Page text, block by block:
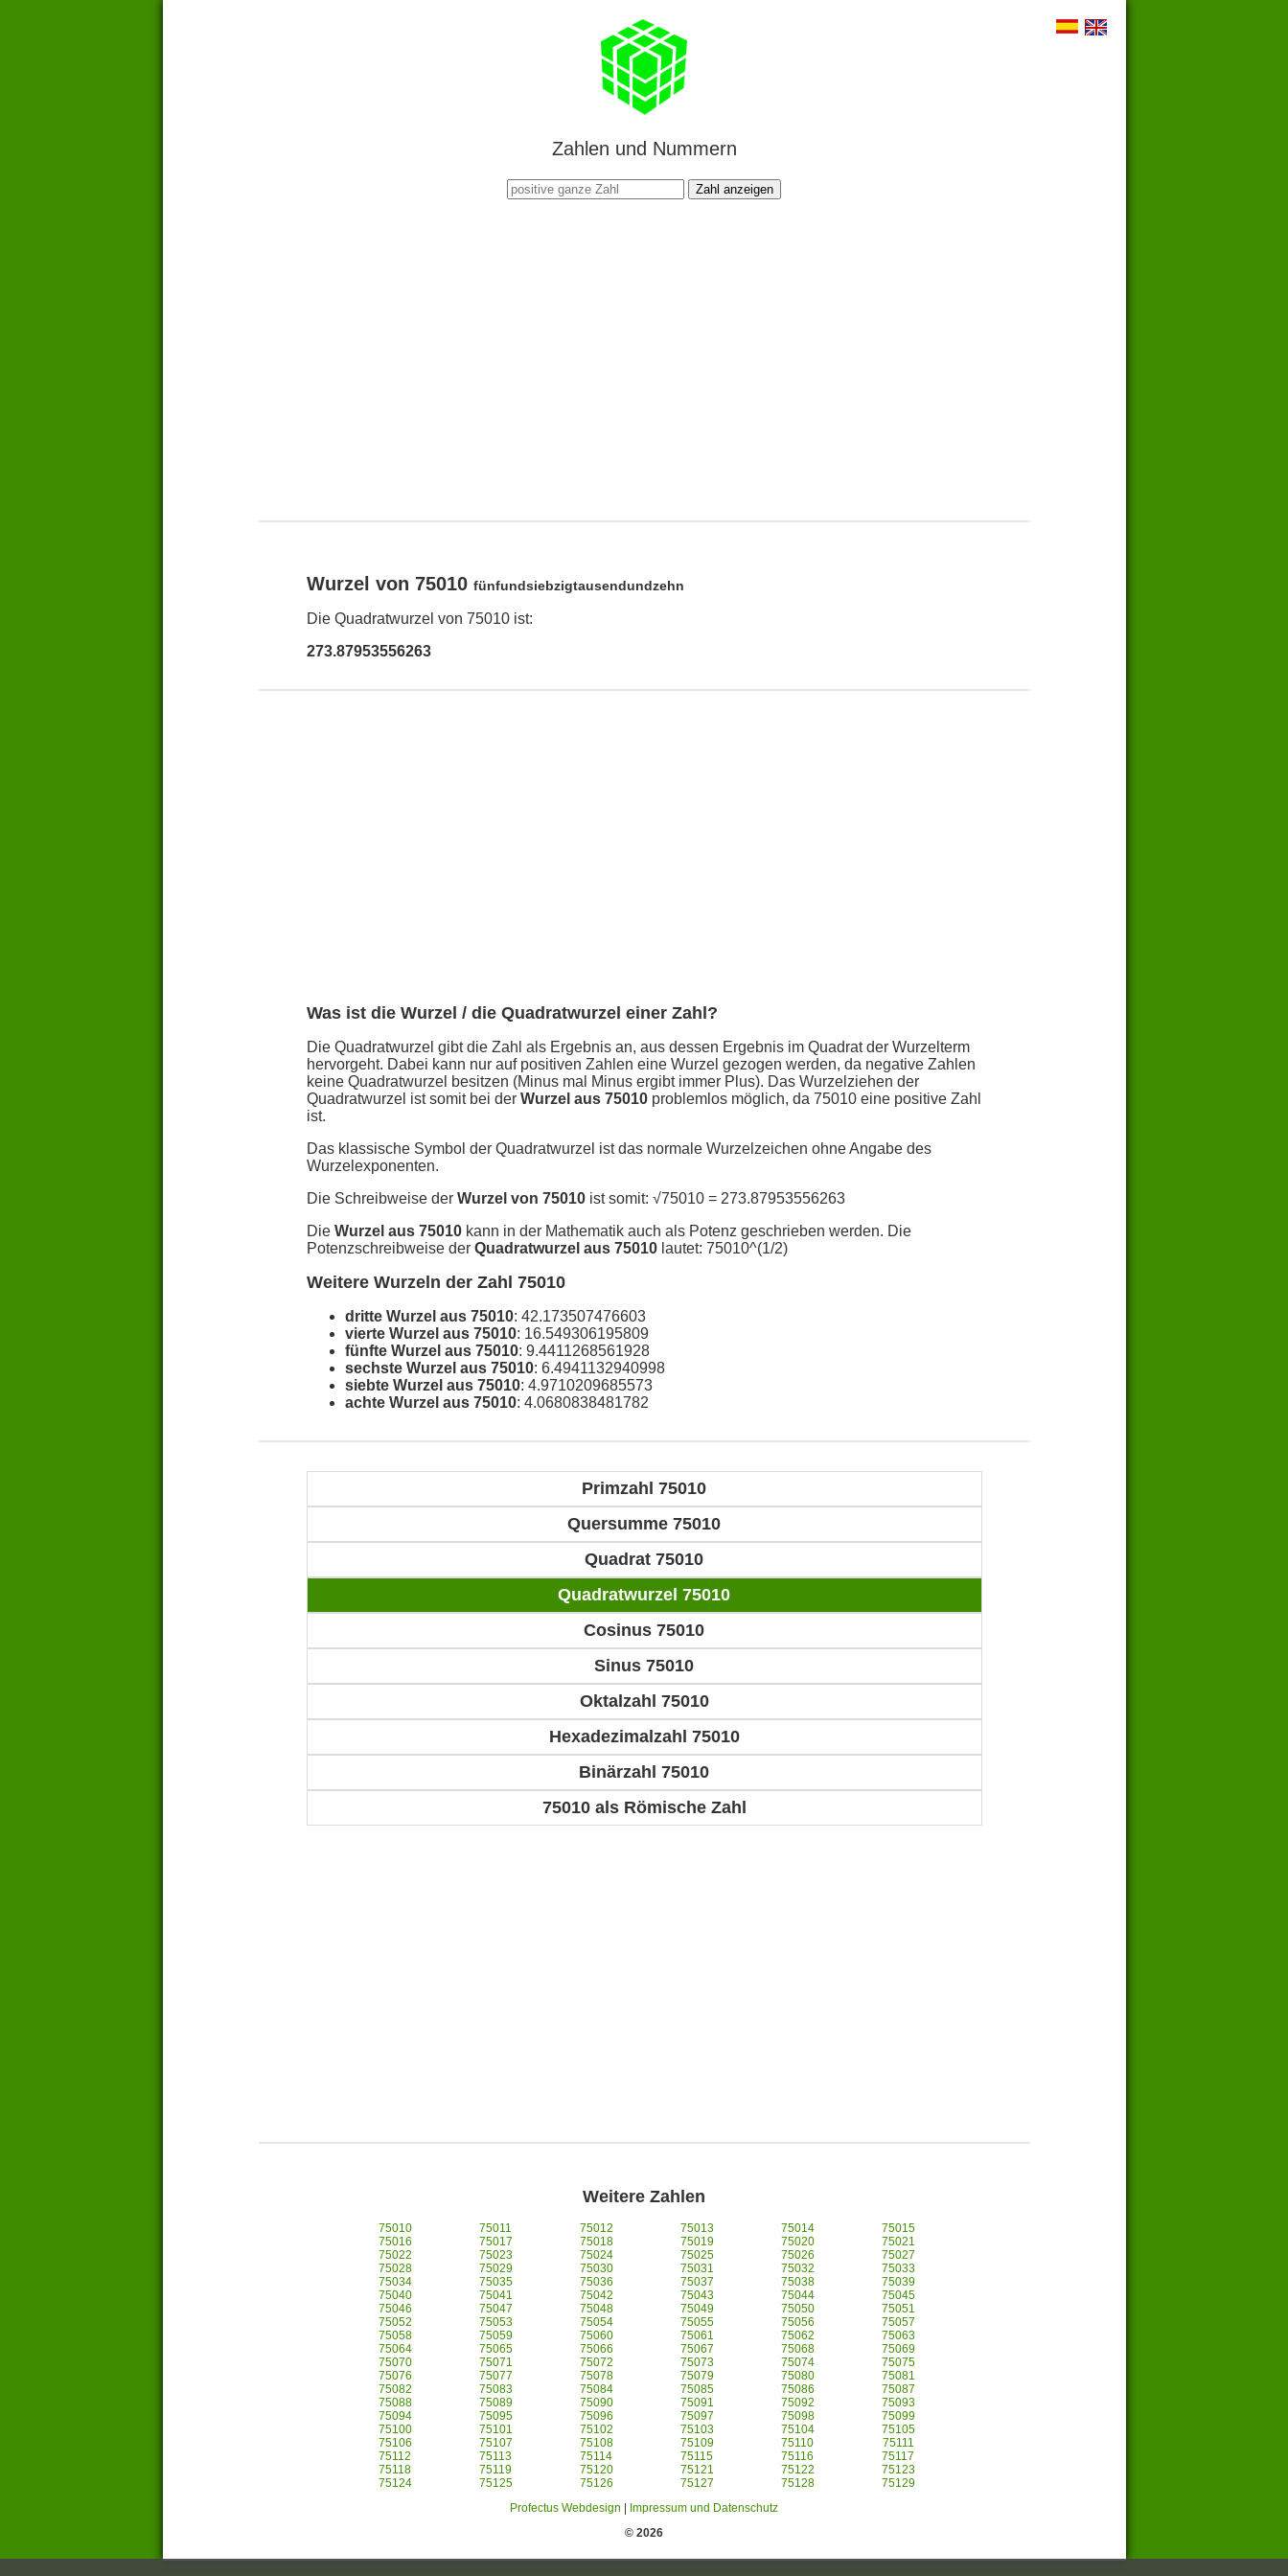
Zahlen und Nummern
Zahl anzeigen
Wurzel von 75010 fünfundsiebzigtausendundzehn
Die Quadratwurzel von 75010 ist:
273.87953556263
Was ist die Wurzel / die Quadratwurzel einer Zahl?
Die Quadratwurzel gibt die Zahl als Ergebnis an, aus dessen Ergebnis im Quadrat der Wurzelterm
hervorgeht. Dabei kann nur auf positiven Zahlen eine Wurzel gezogen werden, da negative Zahlen
keine Quadratwurzel besitzen (Minus mal Minus ergibt immer Plus). Das Wurzelziehen der
Quadratwurzel ist somit bei der Wurzel aus 75010problemlos möglich, da 75010 eine positive Zahl
ist.
Das klassische Symbol der Quadratwurzel ist das normale Wurzelzeichen ohne Angabe des
Wurzelexponenten.
Die Schreibweise der Wurzel von 75010ist somit: √75010 = 273.87953556263
Die Wurzel aus 75010kann in der Mathematik auch als Potenz geschrieben werden. Die
Potenzschreibweise der Quadratwurzel aus 75010lautet: 75010^(1/2)
Weitere Wurzeln der Zahl 75010
dritte Wurzel aus 75010: 42.173507476603
vierte Wurzel aus 75010: 16.549306195809
fünfte Wurzel aus 75010: 9.4411268561928
sechste Wurzel aus 75010: 6.4941132940998
siebte Wurzel aus 75010: 4.9710209685573
achte Wurzel aus 75010: 4.0680838481782
Primzahl 75010
Quersumme 75010
Quadrat 75010
Quadratwurzel 75010
Cosinus 75010
Sinus 75010
Oktalzahl 75010
Hexadezimalzahl 75010
Binärzahl 75010
75010 als Römische Zahl
Weitere Zahlen
75010 75011 75012 75013 75014
75015
75016
75017 75018 75019 75020
75021
75022
75023 75024 75025 75026
75027
75028
75029 75030 75031 75032
75033
75034
75035 75036 75037 75038
75039
75040
75041 75042 75043 75044
75045
75046
75047 75048 75049 75050
75051
75052
75053 75054 75055 75056
75057
75058
75059 75060 75061 75062
75063
75064
75065 75066 75067 75068
75069
75070
75071 75072 75073 75074
75075
75076
75077 75078 75079 75080
75081
75082
75083 75084 75085 75086
75087
75088
75089 75090 75091 75092
75093
75094
75095 75096 75097 75098
75099
75100
75101 75102 75103 75104
75105
75106
75107 75108 75109 75110
75111
75112
75113 75114 75115 75116
75117
75118
75119 75120 75121 75122
75123
75124
75125 75126 75127 75128
75129
Profectus Webdesign
Impressum und Datenschutz
© 2026